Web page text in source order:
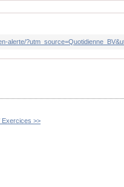
Exercices >>